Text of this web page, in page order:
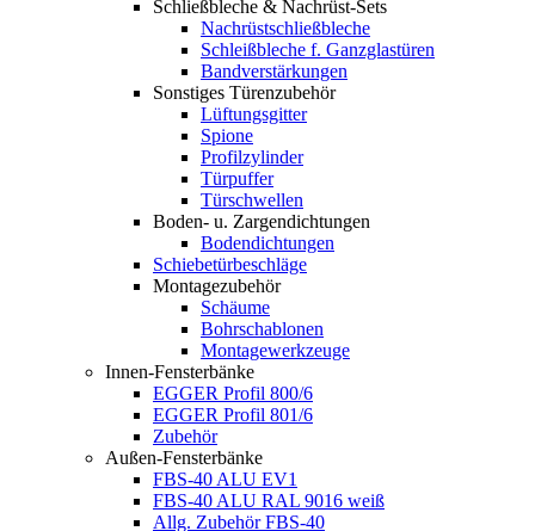
Schließbleche & Nachrüst-Sets
Nachrüstschließbleche
Schleißbleche f. Ganzglastüren
Bandverstärkungen
Sonstiges Türenzubehör
Lüftungsgitter
Spione
Profilzylinder
Türpuffer
Türschwellen
Boden- u. Zargendichtungen
Bodendichtungen
Schiebetürbeschläge
Montagezubehör
Schäume
Bohrschablonen
Montagewerkzeuge
Innen-Fensterbänke
EGGER Profil 800/6
EGGER Profil 801/6
Zubehör
Außen-Fensterbänke
FBS-40 ALU EV1
FBS-40 ALU RAL 9016 weiß
Allg. Zubehör FBS-40